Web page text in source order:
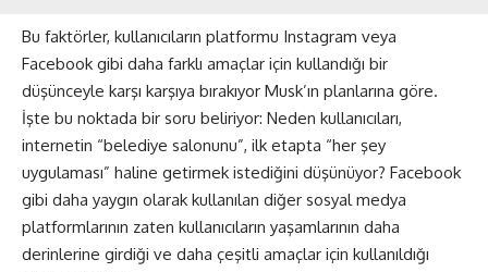
Bu faktörler, kullanıcıların platformu Instagram veya
Facebook gibi daha farklı amaçlar için kullandığı bir
düşünceyle karşı karşıya bırakıyor Musk’ın planlarına göre.
İşte bu noktada bir soru beliriyor: Neden kullanıcıları,
internetin “belediye salonunu”, ilk etapta “her şey
uygulaması” haline getirmek istediğini düşünüyor? Facebook
gibi daha yaygın olarak kullanılan diğer sosyal medya
platformlarının zaten kullanıcıların yaşamlarının daha
derinlerine girdiği ve daha çeşitli amaçlar için kullanıldığı